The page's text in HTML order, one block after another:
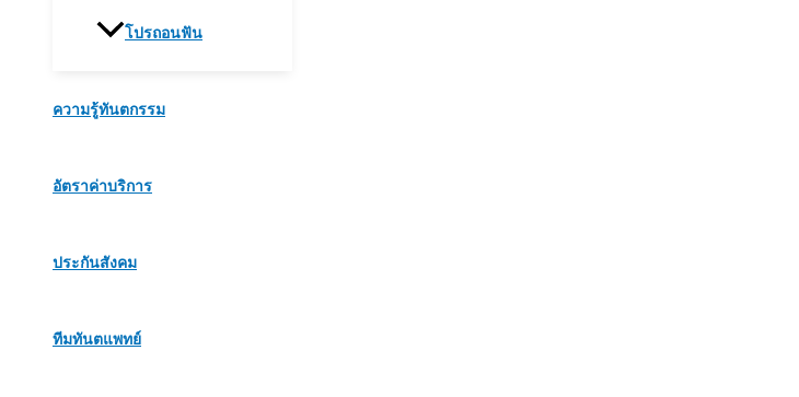
โปรถอนฟัน
ความรู้ทันตกรรม
อัตราค่าบริการ
ประกันสังคม
ทีมทันตแพทย์